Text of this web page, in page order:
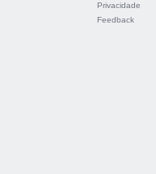
Privacidade
Feedback